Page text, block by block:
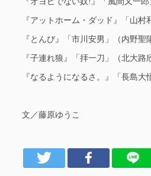
『アットホーム・ダッド』「山村
『とんび』「市川安男」（内野聖
『子連れ狼』「拝一刀」（北大路
『なるようになるさ。』「長島大
文／藤原ゆうこ
Facebook LINE はてブ